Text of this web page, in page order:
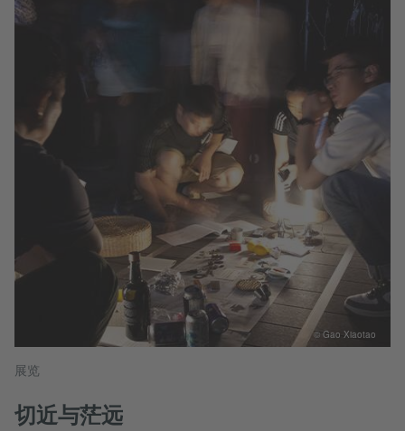
展览
切近与茫远
© Gao Xiaotao